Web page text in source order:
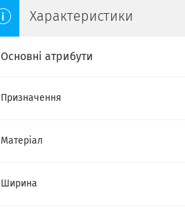
Характеристики
Основні атрибути
Призначення
Матеріал
Ширина